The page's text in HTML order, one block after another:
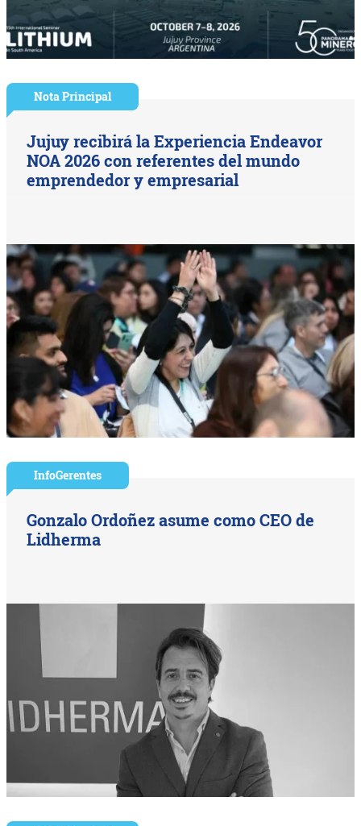
Nota Principal
Jujuy recibirá la Experiencia Endeavor
NOA 2026 con referentes del mundo
emprendedor y empresarial
InfoGerentes
Gonzalo Ordoñez asume como CEO de
Lidherma